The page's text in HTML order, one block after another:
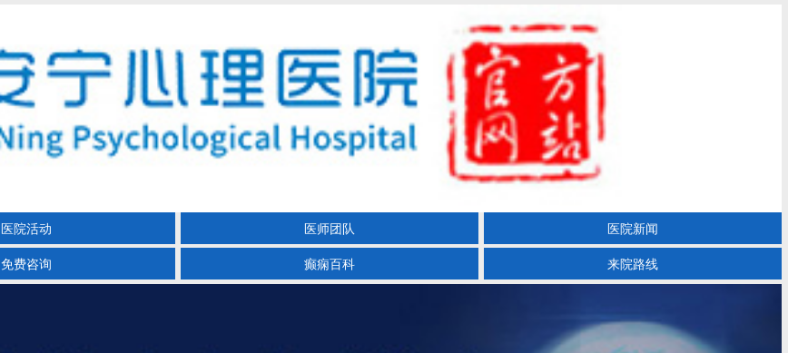
医院活动 医师团队 医院新闻
免费咨询 癫痫百科 来院路线